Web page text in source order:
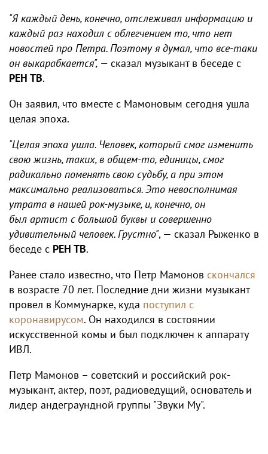
"Я каждый день, конечно, отслеживал информацию и
каждый раз находил с облегчением то, что нет
новостей про Петра. Поэтому я думал, что все-таки
он выкарабкается", — сказал музыкант в беседе с
РЕН ТВ.
Он заявил, что вместе с Мамоновым сегодня ушла
целая эпоха.
"Целая эпоха ушла. Человек, который смог изменить
свою жизнь, таких, в общем-то, единицы, смог
радикально поменять свою судьбу, а при этом
максимально реализоваться. Это невосполнимая
утрата в нашей рок-музыке, и, конечно, он
был артист с большой буквы и совершенно
удивительный человек. Грустно", — сказал Рыженко в
беседе с РЕН ТВ.
Ранее стало известно, что Петр Мамонов скончался
в возрасте 70 лет. Последние дни жизни музыкант
провел в Коммунарке, куда поступил с
коронавирусом. Он находился в состоянии
искусственной комы и был подключен к аппарату
ИВЛ.
Петр Мамонов – советский и российский рок-
музыкант, актер, поэт, радиоведущий, основатель и
лидер андеграундной группы "Звуки Му".